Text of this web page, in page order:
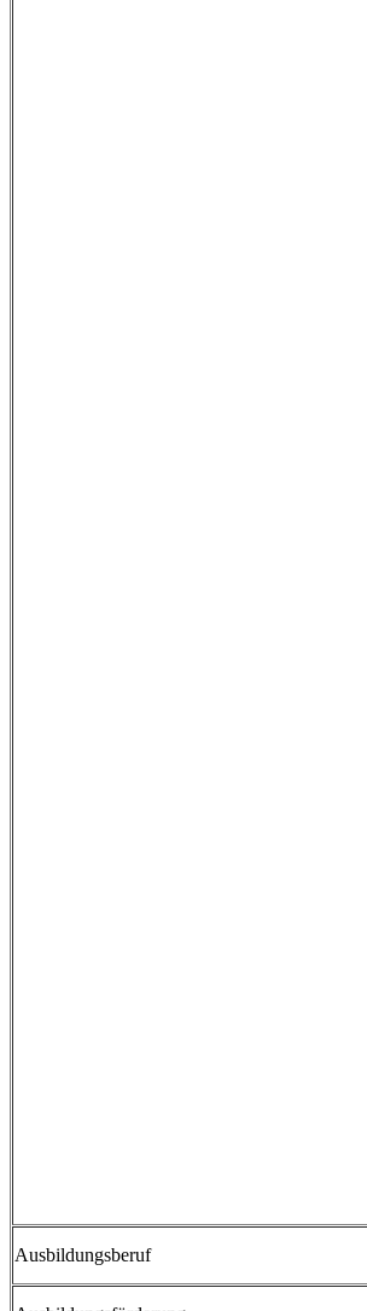
Ausbildungsberuf